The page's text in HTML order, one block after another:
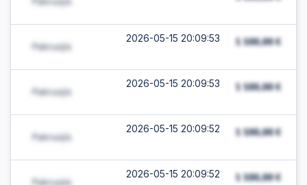
2026-05-15 20:09:53
2026-05-15 20:09:53
2026-05-15 20:09:52
2026-05-15 20:09:52